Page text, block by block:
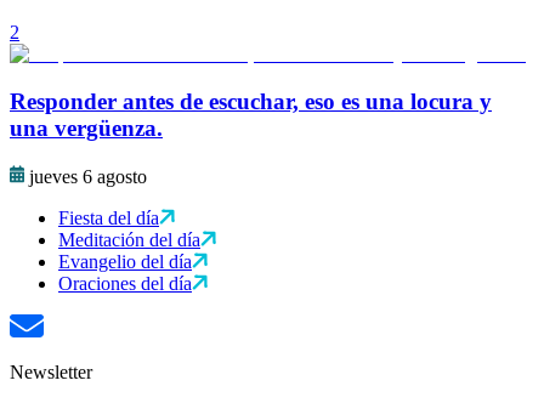
2
Responder antes de escuchar, eso es una locura y
una vergüenza.
jueves 6 agosto
Fiesta del día
Meditación del día
Evangelio del día
Oraciones del día
Newsletter